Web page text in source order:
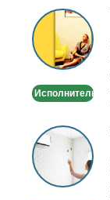
Тантрический
массаж
Исполнитель
Установка
кондиционеров
в
Москве